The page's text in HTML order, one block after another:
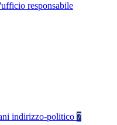
responsabile
indirizzo-politico 7